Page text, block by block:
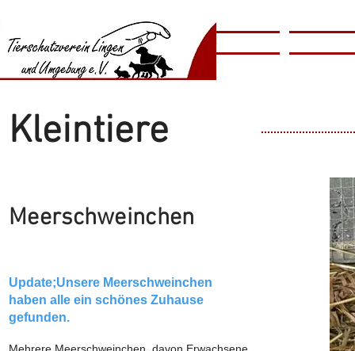
​​Animal
​ShelterHome
Kleintiere
Meerschweinchen
Update;Unsere Meerschweinchen
haben alle ein schönes Zuhause
gefunden.